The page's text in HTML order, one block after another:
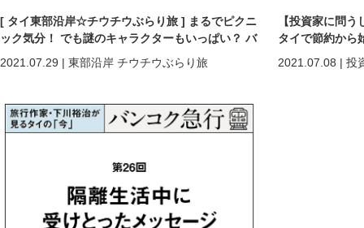
[ タイ東部沿岸☆チウチウぶらり旅 ] まるでピクニ
ック気分！ でも謎のキャラクターもいっぱい？ バ
ンセンにあるお庭が素敵なカフェ「NAMON
NOMWAN」 vol.007
2021.07.29 | 東部沿岸 チウチウぶらり旅
【投資家に問
タイで節約か
2021.07.08 | 投